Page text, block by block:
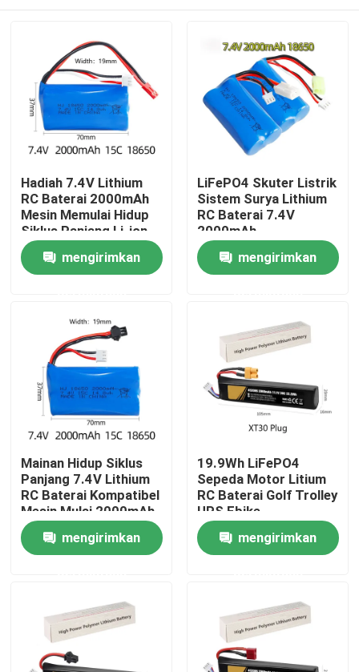
Rumah
Produk
video
TENTANG KAMI
Tur Pabrik
Kontrol kualitas
Hubungi kami
Permintaan Penawaran
Sel Baterai Litium Besi Fosfat
Hadiah 7.4V Lithium
RC Baterai 2000mAh
Mesin Memulai Hidup
Siklus Panjang Li-ion
mengirimkan
LiFePO4 Skuter Listrik
Sistem Surya Lithium
RC Baterai 7.4V
2000mAh
mengirimkan
Mainan Hidup Siklus
Panjang 7.4V Lithium
RC Baterai Kompatibel
Mesin Mulai 2000mAh
mengirimkan
19.9Wh LiFePO4
Sepeda Motor Litium
RC Baterai Golf Trolley
UPS Ebike
mengirimkan